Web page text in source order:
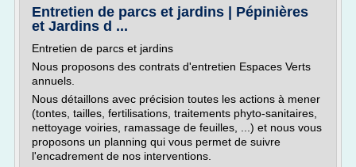
Entretien de parcs et jardins | Pépinières
et Jardins d ...
Entretien de parcs et jardins
Nous proposons des contrats d'entretien Espaces Verts
annuels.
Nous détaillons avec précision toutes les actions à mener
(tontes, tailles, fertilisations, traitements phyto-sanitaires,
nettoyage voiries, ramassage de feuilles, ...) et nous vous
proposons un planning qui vous permet de suivre
l'encadrement de nos interventions.